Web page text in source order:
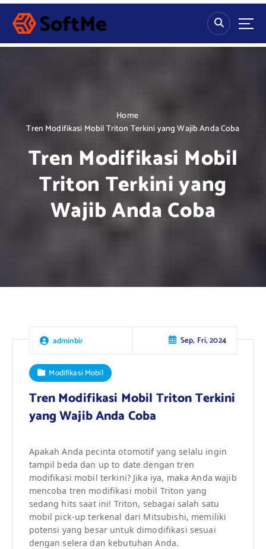
S
p
Home
Tren Modifikasi Mobil Triton Terkini yang Wajib Anda Coba
Tren Modifikasi Mobil
Triton Terkini yang
Wajib Anda Coba
adminbir Sep, Fri, 2024
Modifikasi Mobil
Tren Modifikasi Mobil Triton Terkini
yang Wajib Anda Coba
Apakah Anda pecinta otomotif yang selalu ingin
tampil beda dan up to date dengan tren
modifikasi mobil terkini? Jika iya, maka Anda wajib
mencoba tren modifikasi mobil Triton yang
sedang hits saat ini! Triton, sebagai salah satu
mobil pick-up terkenal dari Mitsubishi, memiliki
potensi yang besar untuk dimodifikasi sesuai
dengan selera dan kebutuhan Anda.